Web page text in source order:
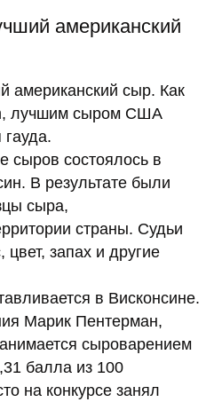
американский
сыр. Как
лучшим сыром США
гауда.
сыров состоялось в
В результате были
сыра,
страны. Судьи
запах и другие
в Висконсине.
Марик Пентерман,
сыроварением
балла из 100
на конкурсе занял